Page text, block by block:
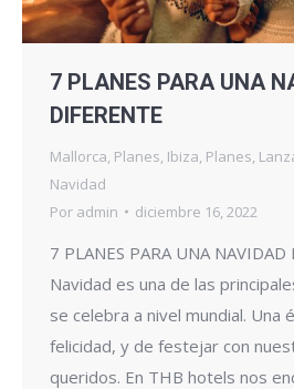
7 PLANES PARA UNA
DIFERENTE
Mallorca, Planes, Ibiza, Planes,
Navidad
Por admin diciembre 16, 2022
7 PLANES PARA UNA NAVIDAD
Navidad es una de las
se celebra a nivel mundial. Una
felicidad, y de festejar con
queridos. En THB hotels nos